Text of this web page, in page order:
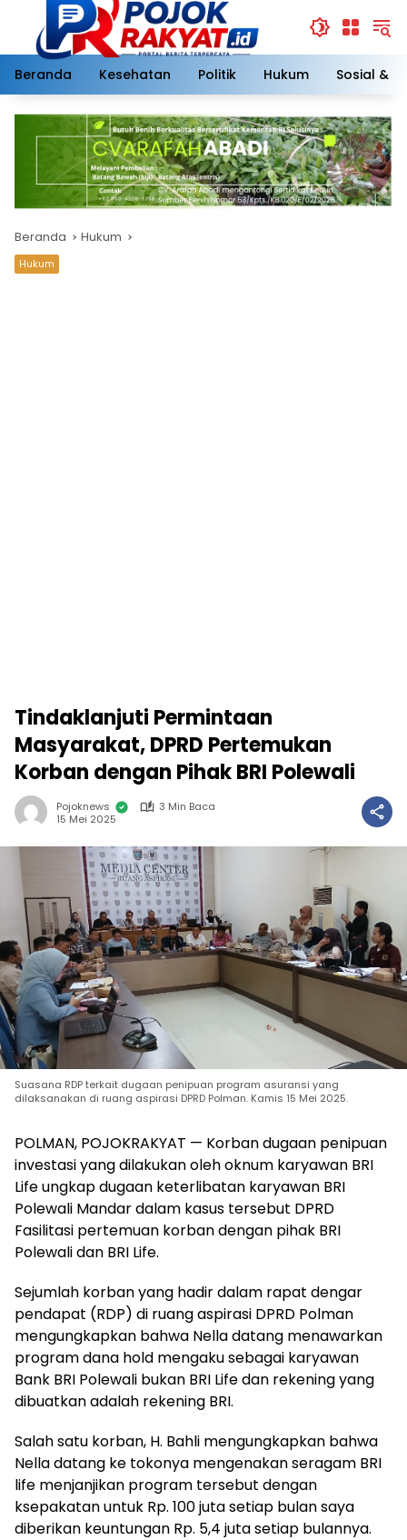
Langsung
konten
Beranda
Kesehatan Politik Hukum Sosial &
Beranda Hukum
Hukum
Tindaklanjuti Permintaan
Masyarakat, DPRD Pertemukan
Korban dengan Pihak BRI Polewali
Pojoknews
3 Min Baca
15 Mei 2025
Suasana RDP terkait dugaan penipuan program asuransi yang
dilaksanakan di ruang aspirasi DPRD Polman. Kamis 15 Mei 2025.
POLMAN, POJOKRAKYAT — Korban dugaan penipuan
investasi yang dilakukan oleh oknum karyawan BRI
Life ungkap dugaan keterlibatan karyawan BRI
Polewali Mandar dalam kasus tersebut DPRD
Fasilitasi pertemuan korban dengan pihak BRI
Polewali dan BRI Life.
Sejumlah korban yang hadir dalam rapat dengar
pendapat (RDP) di ruang aspirasi DPRD Polman
mengungkapkan bahwa Nella datang menawarkan
program dana hold mengaku sebagai karyawan
Bank BRI Polewali bukan BRI Life dan rekening yang
dibuatkan adalah rekening BRI.
Salah satu korban, H. Bahli mengungkapkan bahwa
Nella datang ke tokonya mengenakan seragam BRI
life menjanjikan program tersebut dengan
ksepakatan untuk Rp. 100 juta setiap bulan saya
diberikan keuntungan Rp. 5,4 juta setiap bulannya.